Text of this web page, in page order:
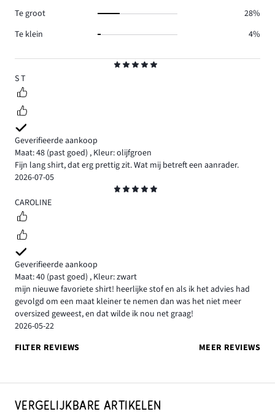
5
S T
Geverifieerde aankoop
Maat: 48 (past goed) , Kleur: olijfgroen
Fijn lang shirt, dat erg prettig zit. Wat mij betreft een aanrader.
2026-07-05
5
CAROLINE
Geverifieerde aankoop
Maat: 40 (past goed) , Kleur: zwart
mijn nieuwe favoriete shirt! heerlijke stof en als ik het advies had
gevolgd om een maat kleiner te nemen dan was het niet meer
oversized geweest, en dat wilde ik nou net graag!
2026-05-22
FILTER REVIEWS
MEER REVIEWS
Te groot
28%
Te klein
4%
VERGELIJKBARE ARTIKELEN